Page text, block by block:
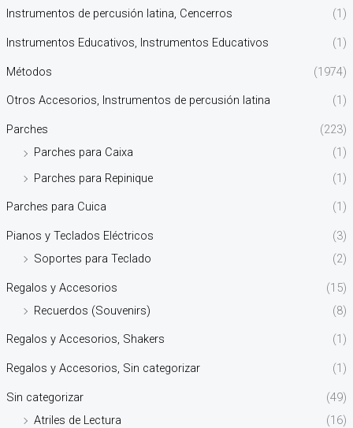
Instrumentos de percusión latina, Cencerros (1)
Instrumentos Educativos, Instrumentos Educativos (1)
Métodos (1974)
Otros Accesorios, Instrumentos de percusión latina (1)
Parches
(223)
Parches para Caixa
(1)
Parches para Repinique
(1)
Parches para Cuica (1)
Pianos y Teclados Eléctricos
(3)
Soportes para Teclado
(2)
Regalos y Accesorios
(15)
Recuerdos (Souvenirs)
(8)
Regalos y Accesorios, Shakers (1)
Regalos y Accesorios, Sin categorizar (1)
Sin categorizar
(49)
Atriles de Lectura
(16)